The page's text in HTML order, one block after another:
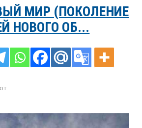
МИР (ПОКОЛЕНИЕ
НОВОГО ОБ...